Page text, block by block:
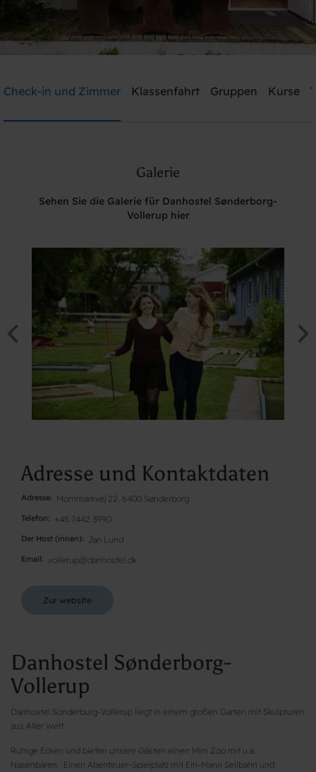
Brauchen Sie Hilfe? rufen Sie: +45 7442 3990
Check-in und Zimmer Klassenfahrt Gruppen Kurse
Galerie
Sehen Sie die Galerie für Danhostel Sønderborg-
Vollerup hier
Adresse und Kontaktdaten
Adresse Mommarkvej 22, 6400 Sønderborg
Telefon +45 7442 3990
Der Host (innen) Jan Lund
Email vollerup@danhostel.dk
Zur website
Danhostel Sønderborg-
Vollerup
Danhostel Sonderburg-Vollerup liegt in einem großen Garten mit Skulpturen
aus Aller Welt.
Ruhige Ecken und bieten unsere Gästen einen Mini Zoo mit u.a.
Nasenbären. Einen Abenteuer-Spielplatz mit Ein-Mann Seilbahn und